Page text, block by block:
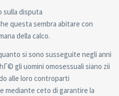
sulla disputa
questa sembra abitare con
della calco.
si sono susseguite negli anni
gli uomini omosessuali siano zii
alle loro controparti
mediante ceto di garantire la